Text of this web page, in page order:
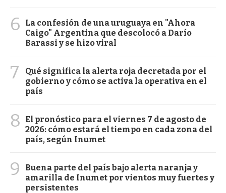
6
La confesión de una uruguaya en "Ahora
Caigo" Argentina que descolocó a Darío
Barassi y se hizo viral
7
Qué significa la alerta roja decretada por el
gobierno y cómo se activa la operativa en el
país
8
El pronóstico para el viernes 7 de agosto de
2026: cómo estará el tiempo en cada zona del
país, según Inumet
9
Buena parte del país bajo alerta naranja y
amarilla de Inumet por vientos muy fuertes y
persistentes